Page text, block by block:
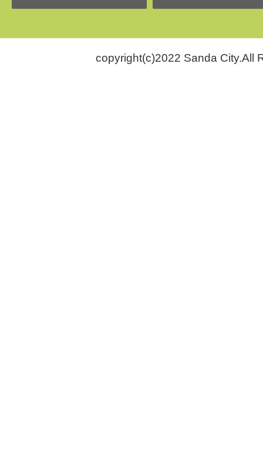
copyright(c)2022 Sanda City.All